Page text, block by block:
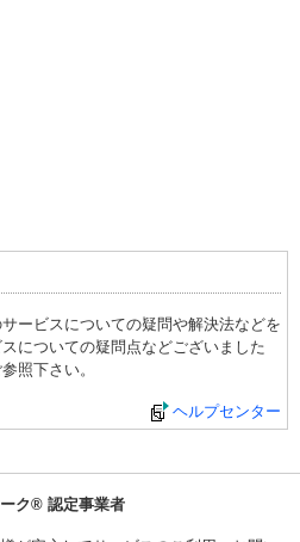
ービスについての疑問や解決法などを
についての疑問点などございました
照下さい。
ヘルプセンター
ク® 認定事業者